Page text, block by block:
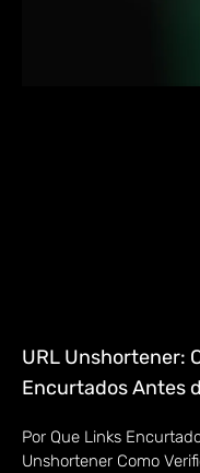
URL Unshortener:
Encurtados Antes
Por Que Links
Unshortener Como